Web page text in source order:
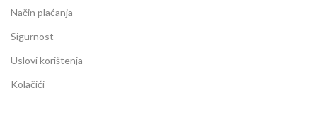
Način plaćanja
Sigurnost
Uslovi korištenja
Kolačići